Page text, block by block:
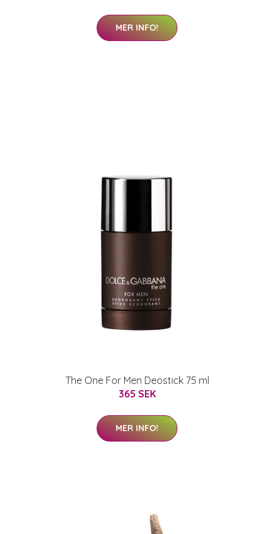
MER INFO!
The One For Men Deostick 75 ml
365 SEK
MER INFO!